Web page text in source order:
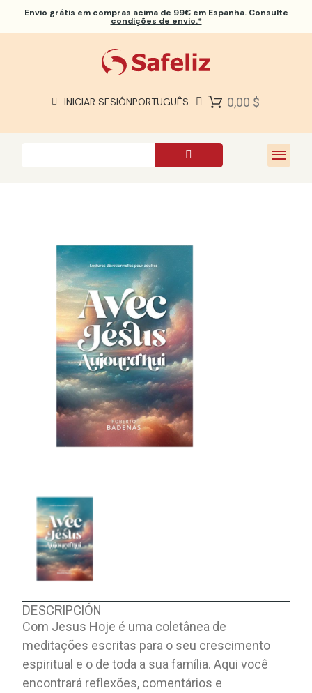
Envio grátis em compras acima de 99€ em Espanha. Consulte
condições de envio.*
INICIAR SESIÓNPORTUGUÊS 0,00 $
SOBRE NÓS
DESCRIPCIÓN
Com Jesus Hoje é uma coletânea de
meditações escritas para o seu crescimento
espiritual e o de toda a sua família. Aqui você
encontrará reflexões, comentários e